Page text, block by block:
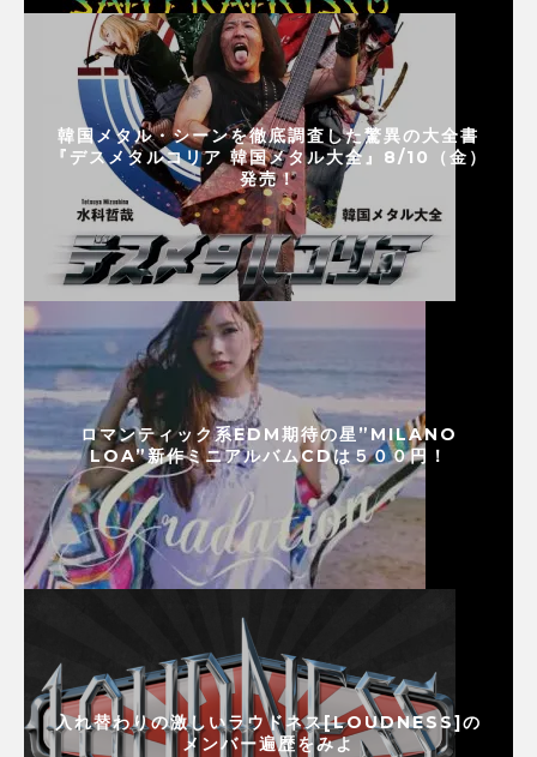
韓国メタル・シーンを徹底調査した驚異の大全書
『デスメタルコリア 韓国メタル大全』8/10（金）
発売！
ロマンティック系EDM期待の星”MILANO
LOA”新作ミニアルバムCDは５００円！
入れ替わりの激しいラウドネス[LOUDNESS]の
メンバー遍歴をみよ